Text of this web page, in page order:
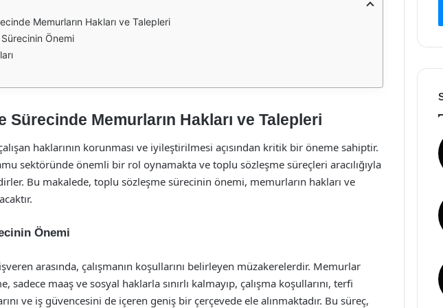
Memurların Hakları ve Talepleri
Önemi
Sürecinde Memurların Hakları ve Talepleri
haklarının korunması ve iyileştirilmesi açısından kritik bir öneme sahiptir.
sektöründe önemli bir rol oynamakta ve toplu sözleşme süreçleri aracılığıyla
Bu makalede, toplu sözleşme sürecinin önemi, memurların hakları ve
Önemi
arasında, çalışmanın koşullarını belirleyen müzakerelerdir. Memurlar
sadece maaş ve sosyal haklarla sınırlı kalmayıp, çalışma koşullarını, terfi
ve iş güvencesini de içeren geniş bir çerçevede ele alınmaktadır. Bu süreç,